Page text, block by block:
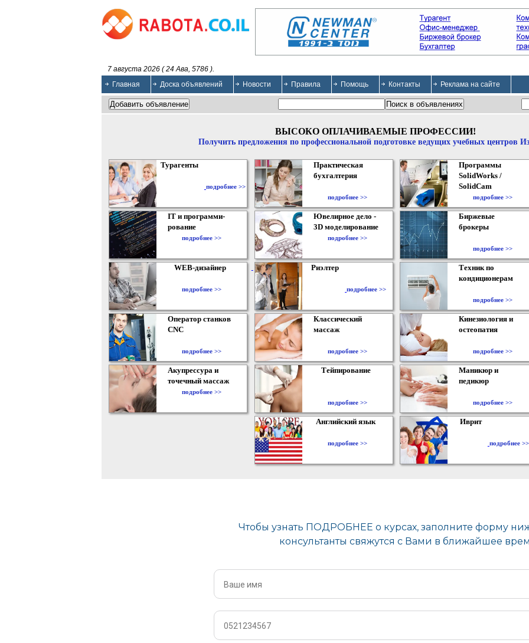
7 августа 2026 ( 24 Ава, 5786 ).
Главная
Доска объявлений Новости Правила Помощь Контакты Реклама на сайте
ВЫСОКО ОПЛАЧИВАЕМЫЕ ПРОФЕССИИ!
Получить предложения по профессиональной подготовке ведущих учебных центров
Турагенты
подробнее >>
Практическая
бухгалтерия
подробнее >>
Программы
SolidWorks /
SolidCam
подробнее >>
IT и программи-
рование
подробнее >>
Ювелирное дело -
3D моделирование
подробнее >>
Биржевые
брокеры
подробнее >>
WEB-дизайнер
подробнее >>
Риэлтер
подробнее >>
Техник по
кондиционерам
подробнее >>
Оператор станков
CNC
подробнее >>
Классический
массаж
подробнее >>
Кинезиология и
остеопатия
подробнее >>
Акупрессура и
точечный массаж
подробнее >>
Тейпирование
подробнее >>
Маникюр и
педикюр
подробнее >>
Английский язык
подробнее >>
Иврит
подробнее >>